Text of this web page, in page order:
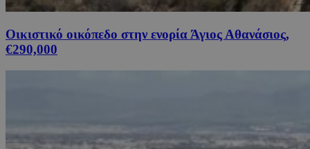
Οικιστικό οικόπεδο στην ενορία Άγιος Αθανάσιος,
€290,000